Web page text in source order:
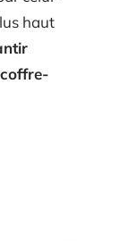
haut
coffre-